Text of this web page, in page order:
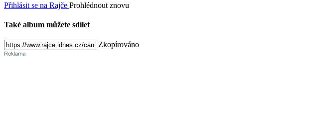
Přihlásit se na Rajče Prohlédnout znovu
Také album můžete sdílet
Zkopírováno